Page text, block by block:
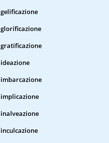
gelificazione
glorificazione
gratificazione
ideazione
imbarcazione
implicazione
inalveazione
inculcazione